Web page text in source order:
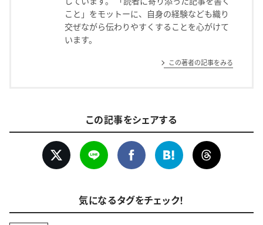
こと」をモットーに、自身の経験なども織り
交ぜながら伝わりやすくすることを心がけて
います。
この著者の記事をみる
この記事をシェアする
気になるタグをチェック！